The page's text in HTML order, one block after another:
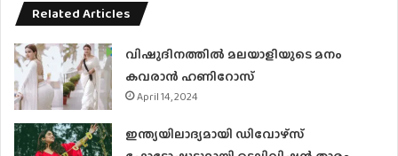
Related Articles
വിഷുദിനത്തിൽ മലയാളിയുടെ മനം
കവരാൻ ഹണിറോസ്
April 14, 2024
ഇന്ത്യയിലാദ്യമായി ഡിവോഴ്സ്